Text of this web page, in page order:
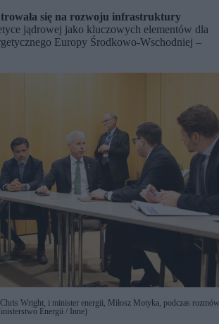
się na rozwoju infrastruktury
jądrowej jako kluczowych elementów dla
Europy Środkowo-Wschodniej –
Wright, i minister energii, Miłosz Motyka, podczas
Energii / Inne)